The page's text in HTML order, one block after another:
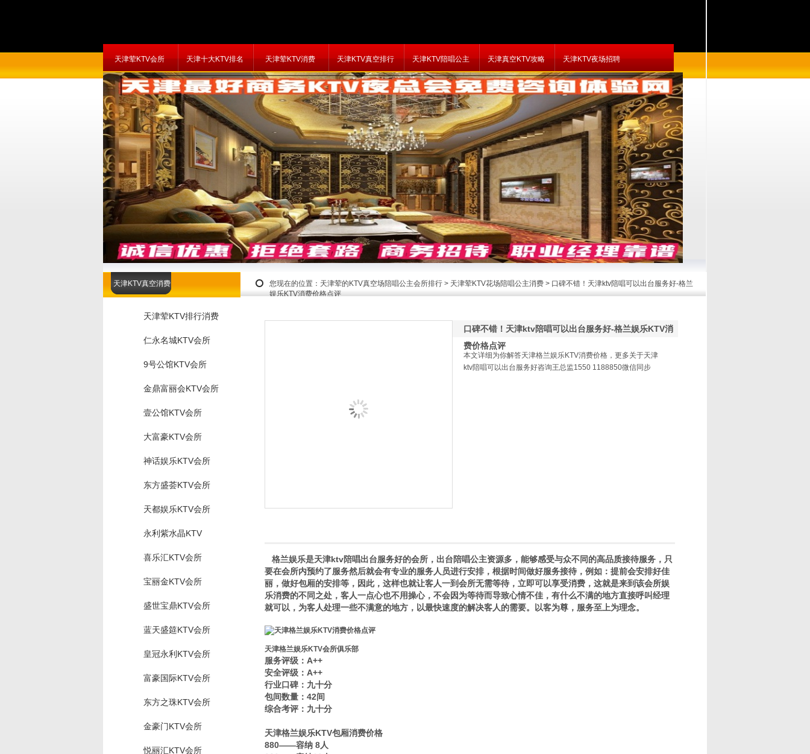
天津荤KTV会所 天津十大KTV排名 天津荤KTV消费 天津KTV真空排行 天津KTV陪唱公主 天津真空KTV攻略 天津KTV夜场招聘
您现在的位置： 天津荤的KTV真空场陪唱公主会所排行 > 天津荤KTV花场陪唱公主消费 > 口碑不错！天津ktv陪唱可以出台服务好-格兰
娱乐KTV消费价格点评
天津KTV真空消费
天津荤KTV排行消费
仁永名城KTV会所
9号公馆KTV会所
金鼎富丽会KTV会所
壹公馆KTV会所
大富豪KTV会所
神话娱乐KTV会所
东方盛荟KTV会所
天都娱乐KTV会所
永利紫水晶KTV
喜乐汇KTV会所
宝丽金KTV会所
盛世宝鼎KTV会所
蓝天盛筵KTV会所
皇冠永利KTV会所
富豪国际KTV会所
东方之珠KTV会所
金豪门KTV会所
悦丽汇KTV会所
口碑不错！天津ktv陪唱可以出台服务好-格兰娱乐KTV消
费价格点评
本文详细为你解答天津格兰娱乐KTV消费价格，更多关于天津
ktv陪唱可以出台服务好咨询王总监1550 1188850微信同步
格兰娱乐是天津ktv陪唱出台服务好的会所，出台陪唱公主资源多，能够感受与众不同的高品质接待服务，只
要在会所内预约了服务然后就会有专业的服务人员进行安排，根据时间做好服务接待，例如：提前会安排好佳
丽，做好包厢的安排等，因此，这样也就让客人一到会所无需等待，立即可以享受消费，这就是来到该会所娱
乐消费的不同之处，客人一点心也不用操心，不会因为等待而导致心情不佳，有什么不满的地方直接呼叫经理
就可以，为客人处理一些不满意的地方，以最快速度的解决客人的需要。以客为尊，服务至上为理念。
天津格兰娱乐KTV会所俱乐部
服务评级：A++
安全评级：A++
行业口碑：九十分
包间数量：42间
综合考评：九十分
天津格兰娱乐KTV包厢消费价格
880——容纳 8人